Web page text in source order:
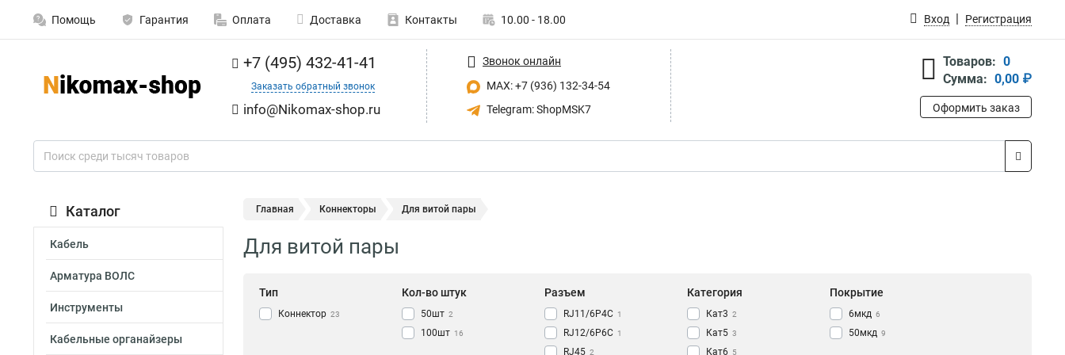
Помощь Гарантия Оплата Доставка Контакты 10.00 - 18.00 Вход Регистрация
+7 (495) 432-41-41
Заказать обратный звонок
info@Nikomax-shop.ru
Звонок онлайн
MAX: +7 (936) 132-34-54
Telegram: ShopMSK7
Товаров: 0
Сумма: 0,00 ₽
Оформить заказ
Каталог
Кабель
Арматура ВОЛС
Инструменты
Кабельные органайзеры
Главная Коннекторы Для витой пары
Для витой пары
Тип
Коннектор 23
Кол-во штук
50шт 2
100шт 16
Разъем
RJ11/6P4C 1
RJ12/6P6C 1
RJ45 2
Категория
Кат3 2
Кат5 3
Кат6 5
Покрытие
6мкд 6
50мкд 9